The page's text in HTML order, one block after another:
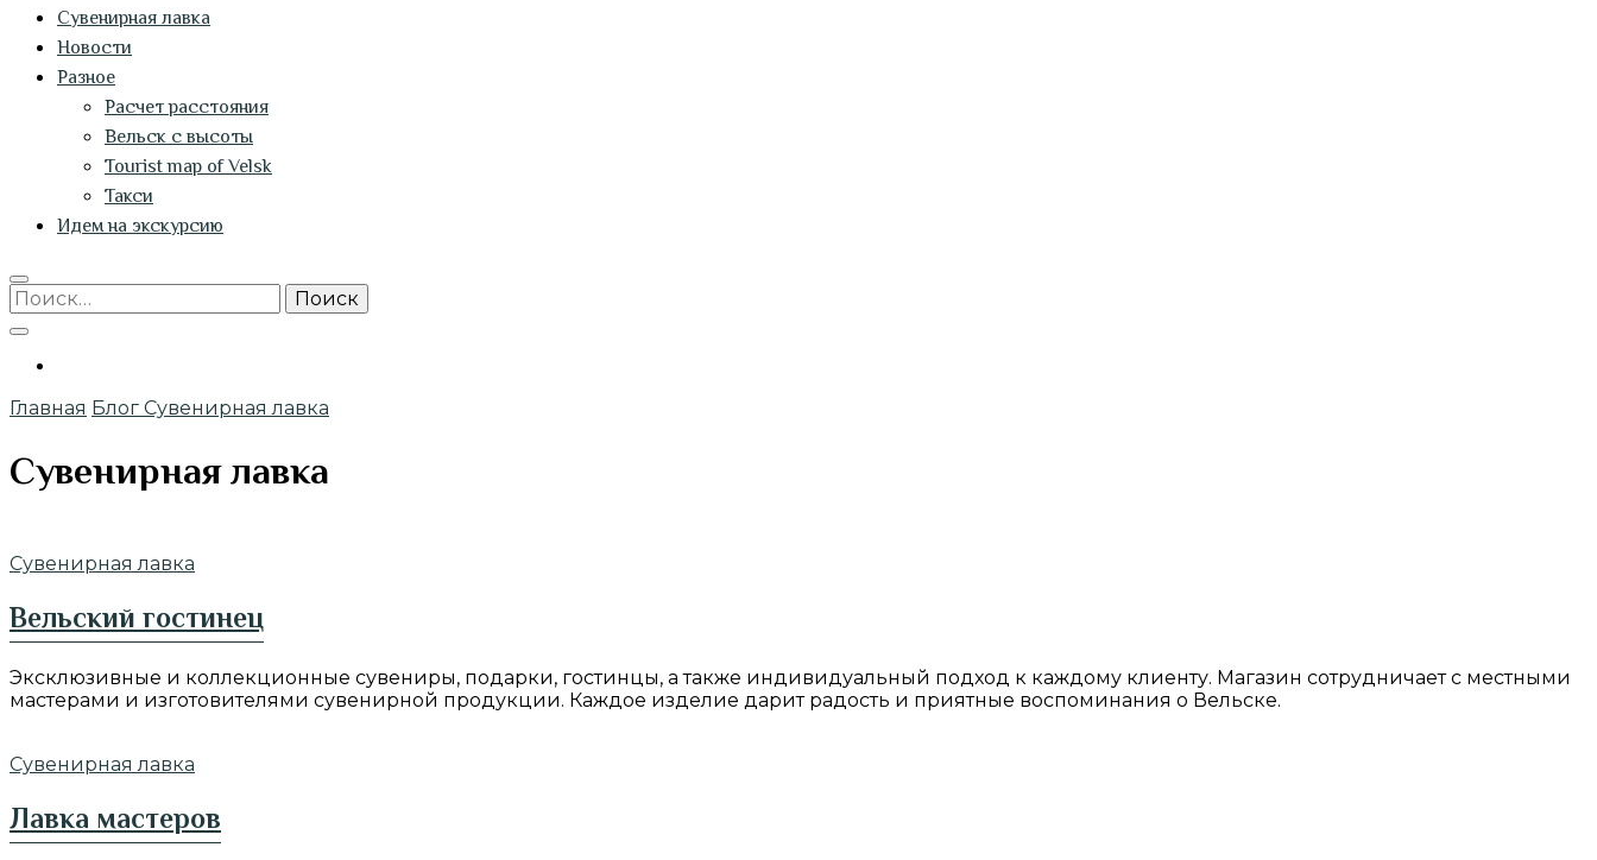
Сувенирная лавка
Новости
Разное
Расчет расстояния
Вельск с высоты
Tourist map of Velsk
Такси
Идем на экскурсию
Найти:
Главная Блог Сувенирная лавка
Сувенирная лавка
Сувенирная лавка
Вельский гостинец
Эксклюзивные и коллекционные сувениры, подарки, гостинцы, а также индивидуальный подход к каждому клиенту. Магазин сотрудничает с местными
мастерами и изготовителями сувенирной продукции. Каждое изделие дарит радость и приятные воспоминания о Вельске.
Сувенирная лавка
Лавка мастеров